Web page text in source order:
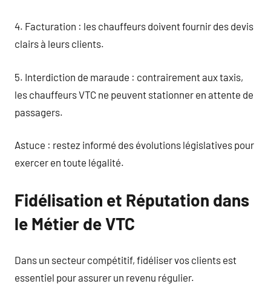
4. Facturation : les chauffeurs doivent fournir des devis
clairs à leurs clients.
5. Interdiction de maraude : contrairement aux taxis,
les chauffeurs VTC ne peuvent stationner en attente de
passagers.
Astuce : restez informé des évolutions législatives pour
exercer en toute légalité.
Fidélisation et Réputation dans
le Métier de VTC
Dans un secteur compétitif, fidéliser vos clients est
essentiel pour assurer un revenu régulier.